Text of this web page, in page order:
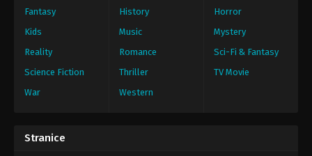
Fantasy
History
Horror
Kids
Music
Mystery
Reality
Romance
Sci-Fi & Fantasy
Science Fiction
Thriller
TV Movie
War
Western
Stranice